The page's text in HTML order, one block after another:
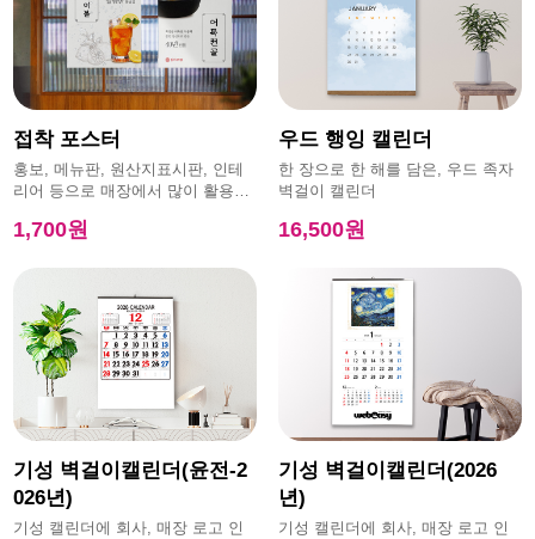
접착 포스터
홍보, 메뉴판, 원산지표시판, 인테
리어 등으로 매장에서 많이 활용하
1,700원
우드 행잉 캘린더
한 장으로 한 해를 담은, 우드 족자
벽걸이 캘린더
16,500원
기성 벽걸이캘린더(윤전-2
026년)
기성 캘린더에 회사, 매장 로고 인
기성 벽걸이캘린더(2026
년)
기성 캘린더에 회사, 매장 로고 인